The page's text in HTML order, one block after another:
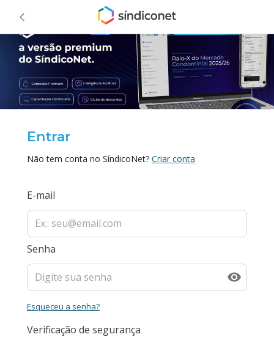
Entrar
Não tem conta no SíndicoNet? Criar conta
E-mail
Senha
Esqueceu a senha?
Verificação de segurança